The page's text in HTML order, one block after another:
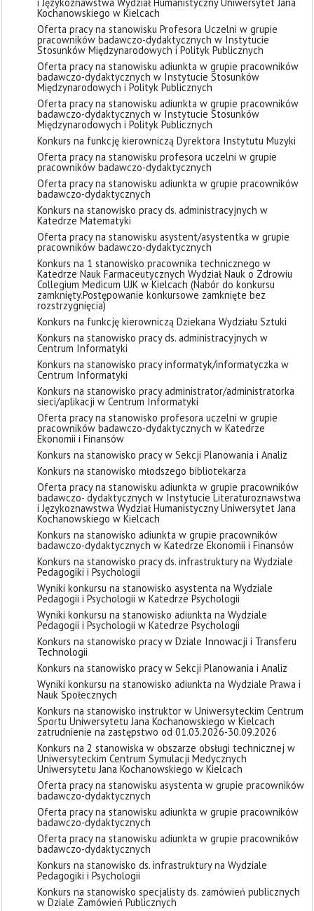
Kochanowskiego w Kielcach
Oferta pracy na stanowisku Profesora Uczelni w grupie
pracowników badawczo-dydaktycznych w Instytucie
Stosunków Międzynarodowych i Polityk Publicznych
Oferta pracy na stanowisku adiunkta w grupie pracowników
badawczo-dydaktycznych w Instytucie Stosunków
Międzynarodowych i Polityk Publicznych
Oferta pracy na stanowisku adiunkta w grupie pracowników
badawczo-dydaktycznych w Instytucie Stosunków
Międzynarodowych i Polityk Publicznych
Konkurs na funkcję kierowniczą Dyrektora Instytutu Muzyki
Oferta pracy na stanowisku profesora uczelni w grupie
pracowników badawczo-dydaktycznych
Oferta pracy na stanowisku adiunkta w grupie pracowników
badawczo-dydaktycznych
Konkurs na stanowisko pracy ds. administracyjnych w
Katedrze Matematyki
Oferta pracy na stanowisku asystent/asystentka w grupie
pracowników badawczo-dydaktycznych
Konkurs na 1 stanowisko pracownika technicznego w
Katedrze Nauk Farmaceutycznych Wydział Nauk o Zdrowiu
Collegium Medicum UJK w Kielcach (Nabór do konkursu
zamknięty. ​Postępowanie konkursowe zamknięte bez
rozstrzygnięcia)
Konkurs na funkcję kierowniczą Dziekana Wydziału Sztuki
Konkurs na stanowisko pracy ds. administracyjnych w
Centrum Informatyki
Konkurs na stanowisko pracy informatyk/informatyczka w
Centrum Informatyki
Konkurs na stanowisko pracy administrator/administratorka
sieci/aplikacji w Centrum Informatyki
Oferta pracy na stanowisko profesora uczelni w grupie
pracowników badawczo-dydaktycznych w Katedrze
Ekonomii i Finansów
Konkurs na stanowisko pracy w Sekcji Planowania i Analiz
Konkurs na stanowisko młodszego bibliotekarza
Oferta pracy na stanowisku adiunkta w grupie pracowników
badawczo- dydaktycznych w Instytucie Literaturoznawstwa
i Językoznawstwa Wydział Humanistyczny Uniwersytet Jana
Kochanowskiego w Kielcach
Konkurs na stanowisko adiunkta w grupie pracowników
badawczo-dydaktycznych w Katedrze Ekonomii i Finansów
Konkurs na stanowisko pracy ds. infrastruktury na Wydziale
Pedagogiki i Psychologii
Wyniki konkursu na stanowisko asystenta na Wydziale
Pedagogii i Psychologii w Katedrze Psychologii
Wyniki konkursu na stanowisko adiunkta na Wydziale
Pedagogii i Psychologii w Katedrze Psychologii
Konkurs na stanowisko pracy w Dziale Innowacji i Transferu
Technologii
Konkurs na stanowisko pracy w Sekcji Planowania i Analiz
Wyniki konkursu na stanowisko adiunkta na Wydziale Prawa i
Nauk Społecznych
Konkurs na stanowisko instruktor w Uniwersyteckim Centrum
Sportu Uniwersytetu Jana Kochanowskiego w Kielcach
zatrudnienie na zastępstwo od 01.03.2026-30.09.2026
Konkurs na 2 stanowiska w obszarze obsługi technicznej w
Uniwersyteckim Centrum Symulacji Medycznych
Uniwersytetu Jana Kochanowskiego w Kielcach
Oferta pracy na stanowisku asystenta w grupie pracowników
badawczo-dydaktycznych
Oferta pracy na stanowisku adiunkta w grupie pracowników
badawczo-dydaktycznych
Oferta pracy na stanowisku adiunkta w grupie pracowników
badawczo-dydaktycznych
Konkurs na stanowisko ds. infrastruktury na Wydziale
Pedagogiki i Psychologii
Konkurs na stanowisko specjalisty ds. zamówień publicznych
w Dziale Zamówień Publicznych